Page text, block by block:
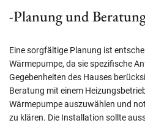
-Planung und
Eine sorgfältige Planung ist
Wärmepumpe, da sie spezifische
Gegebenheiten des Hauses
Beratung mit einem
Wärmepumpe auszuwählen und
zu klären. Die Installation sollte